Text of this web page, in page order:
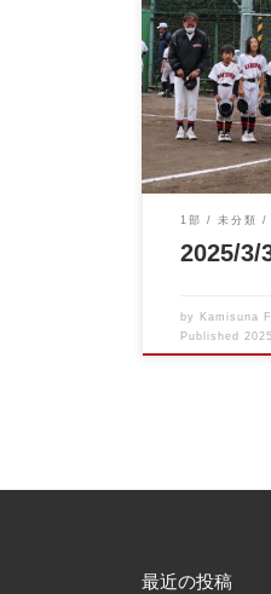
春季立川大会
なり、一生懸
1部 未分類
2025/
by Kamisuna
Published
最近の投稿